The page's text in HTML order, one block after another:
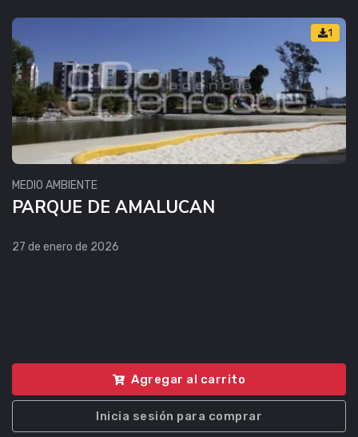
1
MEDIO AMBIENTE
PARQUE DE AMALUCAN
27 de enero de 2026
Agregar al carrito
Inicia sesión para comprar